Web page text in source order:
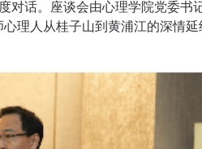
对话。座谈会由心理学院党委书
理人从桂子山到黄浦江的深情